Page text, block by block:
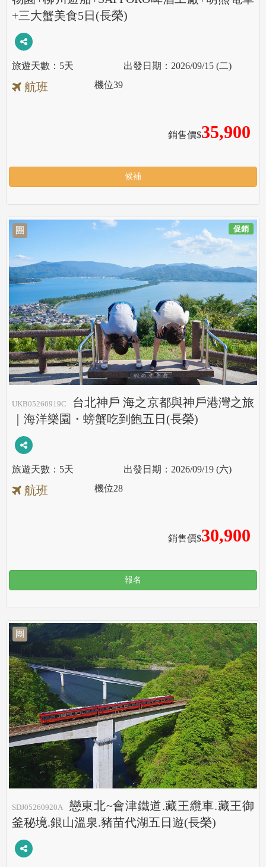
+三大蟹美食5日(長榮)
5天 2026/09/15 (二)
航班
銷售價$35,900
機位39
候補
團
UKB05260919C
台北神戶 海之京都與神戶港灣之旅
｜海洋樂園・螃蟹吃到飽五日(長榮)
促銷
5天 2026/09/19 (六)
航班
銷售價$30,900
機位28
報名
團
SDJ05260920A
戀東北~會津鐵道.藏王纜車.藏王御
釜秘境.銀山溫泉.豬苗代湖五日遊(長榮)